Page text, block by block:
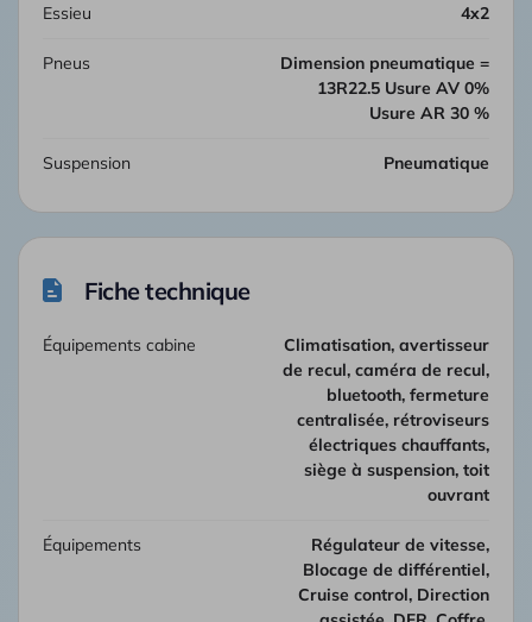
Essieu 4x2
Pneus
Dimension pneumatique =
13R22.5 Usure AV 0%
Usure AR 30 %
Suspension Pneumatique
Fiche technique
Équipements cabine
climatisation, avertisseur
de recul, caméra de recul,
bluetooth, fermeture
centralisée, rétroviseurs
électriques chauffants,
siège à suspension, toit
ouvrant
Équipements
Régulateur de vitesse,
Blocage de différentiel,
Cruise control, Direction